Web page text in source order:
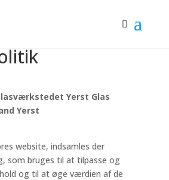
Yerst Glas
Yerst
website, indsamles der
som bruges til at tilpasse og
og til at øge værdien af de